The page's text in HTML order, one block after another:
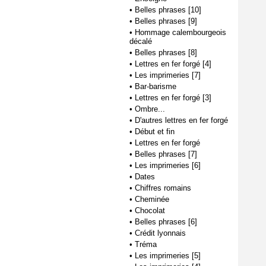
• Belles phrases [10]
• Belles phrases [9]
• Hommage calembourgeois
décalé
• Belles phrases [8]
• Lettres en fer forgé [4]
• Les imprimeries [7]
• Bar-barisme
• Lettres en fer forgé [3]
• Ombre...
• D'autres lettres en fer forgé
• Début et fin
• Lettres en fer forgé
• Belles phrases [7]
• Les imprimeries [6]
• Dates
• Chiffres romains
• Cheminée
• Chocolat
• Belles phrases [6]
• Crédit lyonnais
• Tréma
• Les imprimeries [5]